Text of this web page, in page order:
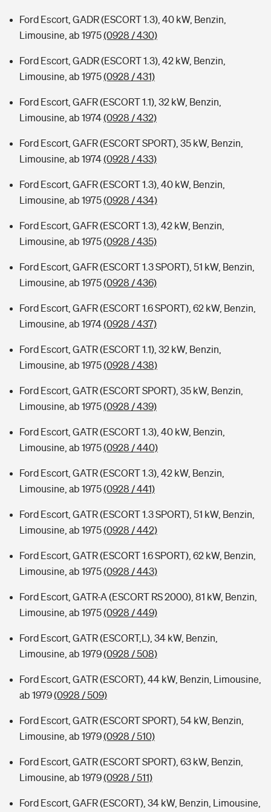
Ford Escort, GADR (ESCORT 1.3), 40 kW, Benzin,
Limousine, ab 1975(0928 / 430)
Ford Escort, GADR (ESCORT 1.3), 42 kW, Benzin,
Limousine, ab 1975(0928 / 431)
Ford Escort, GAFR (ESCORT 1.1), 32 kW, Benzin,
Limousine, ab 1974(0928 / 432)
Ford Escort, GAFR (ESCORT SPORT), 35 kW, Benzin,
Limousine, ab 1974(0928 / 433)
Ford Escort, GAFR (ESCORT 1.3), 40 kW, Benzin,
Limousine, ab 1975(0928 / 434)
Ford Escort, GAFR (ESCORT 1.3), 42 kW, Benzin,
Limousine, ab 1975(0928 / 435)
Ford Escort, GAFR (ESCORT 1.3 SPORT), 51 kW, Benzin,
Limousine, ab 1975(0928 / 436)
Ford Escort, GAFR (ESCORT 1.6 SPORT), 62 kW, Benzin,
Limousine, ab 1974(0928 / 437)
Ford Escort, GATR (ESCORT 1.1), 32 kW, Benzin,
Limousine, ab 1975(0928 / 438)
Ford Escort, GATR (ESCORT SPORT), 35 kW, Benzin,
Limousine, ab 1975(0928 / 439)
Ford Escort, GATR (ESCORT 1.3), 40 kW, Benzin,
Limousine, ab 1975(0928 / 440)
Ford Escort, GATR (ESCORT 1.3), 42 kW, Benzin,
Limousine, ab 1975(0928 / 441)
Ford Escort, GATR (ESCORT 1.3 SPORT), 51 kW, Benzin,
Limousine, ab 1975(0928 / 442)
Ford Escort, GATR (ESCORT 1.6 SPORT), 62 kW, Benzin,
Limousine, ab 1975(0928 / 443)
Ford Escort, GATR-A (ESCORT RS 2000), 81 kW, Benzin,
Limousine, ab 1975(0928 / 449)
Ford Escort, GATR (ESCORT,L), 34 kW, Benzin,
Limousine, ab 1979(0928 / 508)
Ford Escort, GATR (ESCORT), 44 kW, Benzin, Limousine,
ab 1979(0928 / 509)
Ford Escort, GATR (ESCORT SPORT), 54 kW, Benzin,
Limousine, ab 1979(0928 / 510)
Ford Escort, GATR (ESCORT SPORT), 63 kW, Benzin,
Limousine, ab 1979(0928 / 511)
Ford Escort, GAFR (ESCORT), 34 kW, Benzin, Limousine,